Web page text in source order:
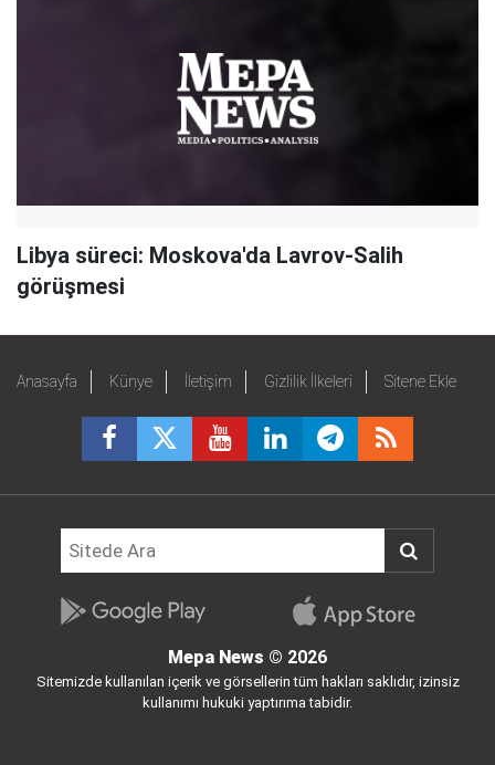
Libya süreci: Moskova'da Lavrov-Salih
görüşmesi
Anasayfa Künye İletişim Gizlilik İlkeleri Sitene Ekle
Mepa News © 2026
Sitemizde kullanılan içerik ve görsellerin tüm hakları saklıdır, izinsiz
kullanımı hukuki yaptırıma tabidir.